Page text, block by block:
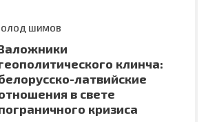
ШИМОВ
клинча:
латвийские
в свете
кризиса